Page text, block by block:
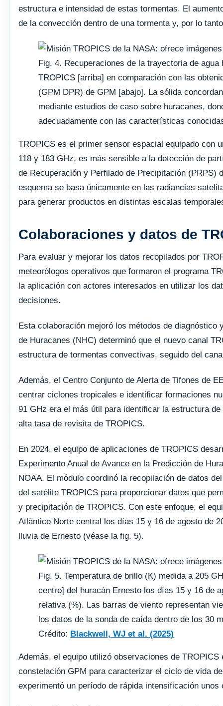
estructura e intensidad de estas tormentas. El
de la convección dentro de una tormenta y, por lo
Fig. 4. Recuperaciones de la trayectoria de
TROPICS [arriba] en comparación con las
(GPM DPR) de GPM [abajo]. La sólida
mediante estudios de caso sobre huracanes,
adecuadamente con las características
TROPICS es el primer sensor espacial equipado con
118 y 183 GHz, es más sensible a la detección de
de Recuperación y Perfilado de Precipitación (PRPS)
esquema se basa únicamente en las radiancias
para generar productos en distintas escalas
Colaboraciones y datos de
Para evaluar y mejorar los datos recopilados por
meteorólogos operativos que formaron el programa
la aplicación con actores interesados ​​en utilizar los
decisiones.
Esta colaboración mejoró los métodos de
de Huracanes (NHC) determinó que el nuevo canal
estructura de tormentas convectivas, seguido del
Además, el Centro Conjunto de Alerta de Tifones de
centrar ciclones tropicales e identificar formaciones
91 GHz era el más útil para identificar la estructura
alta tasa de revisita de TROPICS.
En 2024, el equipo de aplicaciones de TROPICS
Experimento Anual de Avance en la Predicción de
NOAA. El módulo coordinó la recopilación de datos
del satélite TROPICS para proporcionar datos que
y precipitación de TROPICS. Con este enfoque, el
Atlántico Norte central los días 15 y 16 de agosto de
lluvia de Ernesto (véase la fig. 5).
Fig. 5. Temperatura de brillo (K) medida a 205
centro] del huracán Ernesto los días 15 y 16 de
relativa (%). Las barras de viento representan
los datos de la sonda de caída dentro de los 30
Crédito: Blackwell, WJ et al. (2025)
Además, el equipo utilizó observaciones de
constelación GPM para caracterizar el ciclo de vida
experimentó un período de rápida intensificación unos